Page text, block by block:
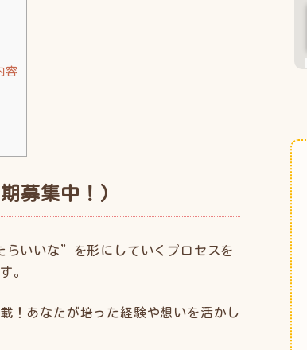
容
募集中！）
いいな”を形にしていくプロセスを
。
！あなたが培った経験や想いを活かし